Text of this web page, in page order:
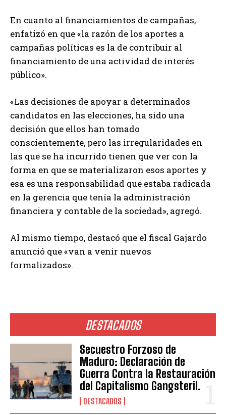
DESTACADOS
Secuestro Forzoso de
Maduro: Declaración de
Guerra Contra la Restauración
del Capitalismo Gangsteril.
DESTACADOS
En cuanto al financiamientos de campañas,
enfatizó en que «la razón de los aportes a
campañas políticas es la de contribuir al
financiamiento de una actividad de interés
público».
«Las decisiones de apoyar a determinados
candidatos en las elecciones, ha sido una
decisión que ellos han tomado
conscientemente, pero las irregularidades en
las que se ha incurrido tienen que ver con la
forma en que se materializaron esos aportes y
esa es una responsabilidad que estaba radicada
en la gerencia que tenía la administración
financiera y contable de la sociedad», agregó.
Al mismo tiempo, destacó que el fiscal Gajardo
anunció que «van a venir nuevos
formalizados».